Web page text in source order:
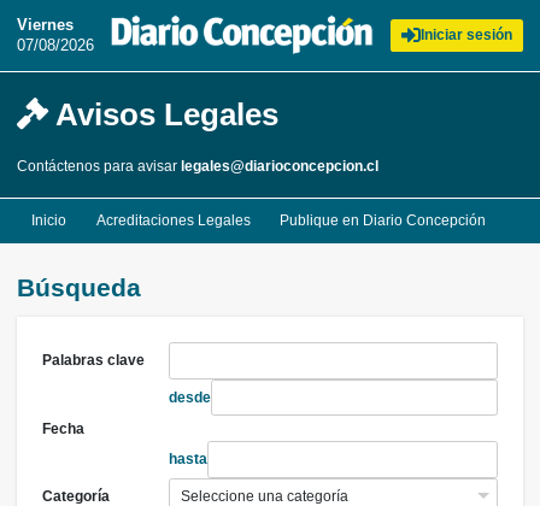
Viernes
07/08/2026
Iniciar sesión
Avisos Legales
Contáctenos para avisar legales@diarioconcepcion.cl
Inicio Acreditaciones Legales Publique en Diario Concepción
Búsqueda
Palabras clave
Fecha
desde
hasta
Categoría